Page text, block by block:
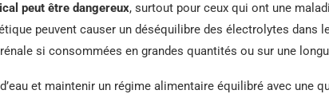
peut être dangereux, surtout pour ceux qui ont une
peuvent causer un déséquilibre des électrolytes dans
si consommées en grandes quantités ou sur une
et maintenir un régime alimentaire équilibré avec une